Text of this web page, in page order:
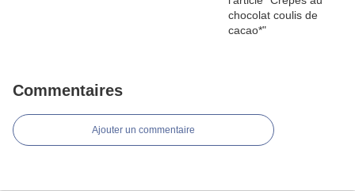
Commentaires
Ajouter un commentaire